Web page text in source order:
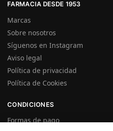
FARMACIA DESDE 1953
Marcas
Sobre nosotros
Síguenos en Instagram
Aviso legal
Política de privacidad
Política de Cookies
CONDICIONES
Formas de pago